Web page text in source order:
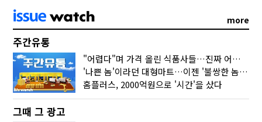
more
주간유통
"어렵다"며 가격 올린 식품사들…진짜 어려운 거 맞아?
'나쁜 놈'이라던 대형마트…이젠 '불쌍한 놈' 됐다
홈플러스, 2000억원으로 '시간'을 샀다
그때 그 광고